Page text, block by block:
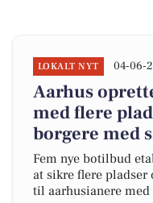
LOKALT NYT 04-06-
Aarhus
med flere
borgere med
Fem nye botilbud
at sikre flere
til aarhusianere